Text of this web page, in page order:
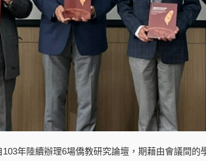
年陸續辦理6場僑教研究論壇，期藉由會議間